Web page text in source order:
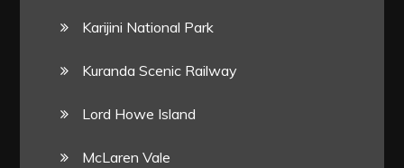
Karijini National Park
Kuranda Scenic Railway
Lord Howe Island
McLaren Vale